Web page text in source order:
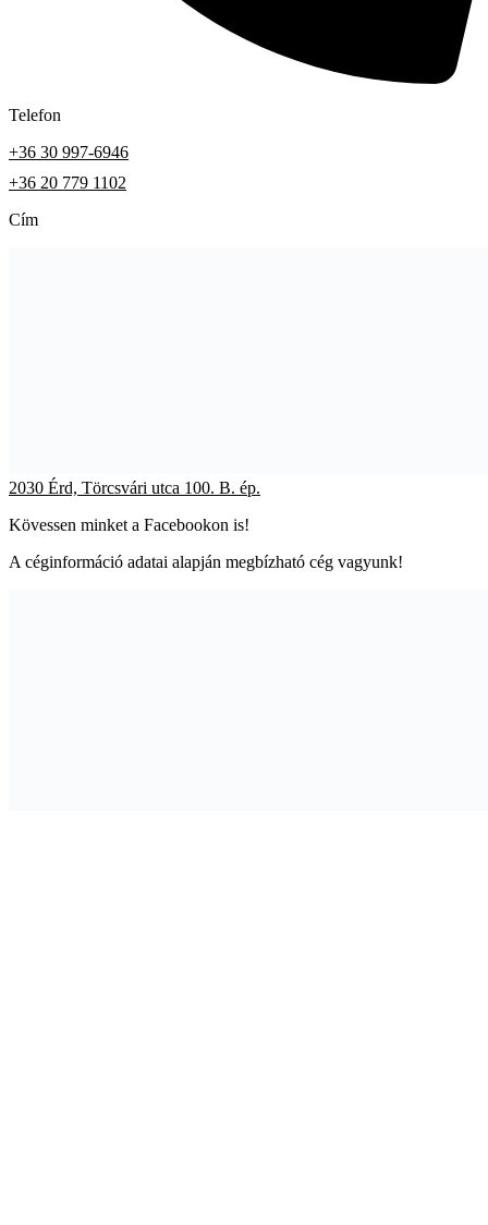
Telefon
+36 30 997-6946
+36 20 779 1102
Cím
2030 Érd, Törcsvári utca 100. B. ép.
Kövessen minket a Facebookon is!
A céginformáció adatai alapján megbízható cég vagyunk!